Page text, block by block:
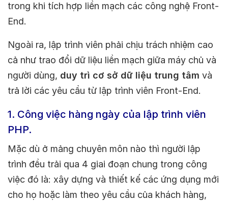
trong khi tích hợp liền mạch các công nghệ Front-
End.
Ngoài ra, lập trình viên phải chịu trách nhiệm cao
cả như trao đổi dữ liệu liền mạch giữa máy chủ và
người dùng, duy trì cơ sở dữ liệu trung tâm và
trả lời các yêu cầu từ lập trình viên Front-End.
1. Công việc hàng ngày của lập trình viên
PHP.
Mặc dù ở mảng chuyên môn nào thì người lập
trình đều trải qua 4 giai đoạn chung trong công
việc đó là: xây dựng và thiết kế các ứng dụng mới
cho họ hoặc làm theo yêu cầu của khách hàng,